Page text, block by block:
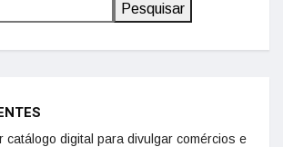
Pesquisar
catálogo digital para divulgar comércios e